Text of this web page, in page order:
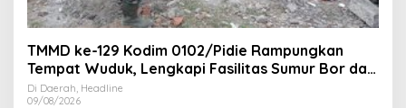
TMMD ke-129 Kodim 0102/Pidie Rampungkan
Tempat Wuduk, Lengkapi Fasilitas Sumur Bor dan
MCK
Di Daerah, Headline
09/08/2026